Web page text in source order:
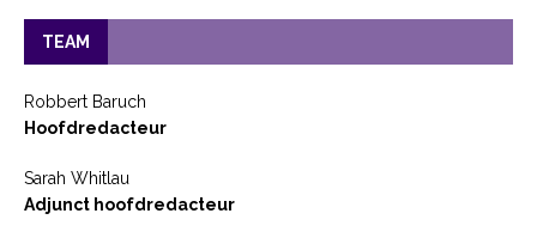
TEAM
Robbert Baruch
Hoofdredacteur
Sarah Whitlau
Adjunct hoofdredacteur